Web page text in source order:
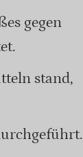
gegen
stand,